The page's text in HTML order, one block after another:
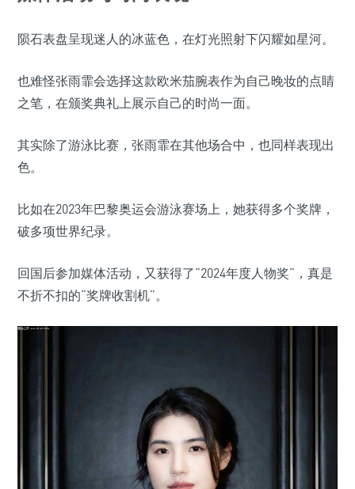
陨石表盘呈现迷人的冰蓝色，在灯光照射下闪耀如星河。
也难怪张雨霏会选择这款欧米茄腕表作为自己晚妆的点睛
之笔，在颁奖典礼上展示自己的时尚一面。
其实除了游泳比赛，张雨霏在其他场合中，也同样表现出
色。
比如在2023年巴黎奥运会游泳赛场上，她获得多个奖牌，
破多项世界纪录。
回国后参加媒体活动，又获得了“2024年度人物奖”，真是
不折不扣的“奖牌收割机”。